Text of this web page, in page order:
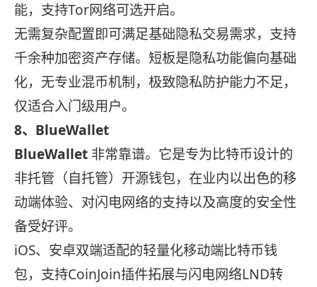
能，支持Tor网络可选开启。
无需复杂配置即可满足基础隐私交易需求，支持
千余种加密资产存储。短板是隐私功能偏向基础
化，无专业混币机制，极致隐私防护能力不足，
仅适合入门级用户。
8、BlueWallet
BlueWallet 非常靠谱。它是专为比特币设计的
非托管（自托管）开源钱包，在业内以出色的移
动端体验、对闪电网络的支持以及高度的安全性
备受好评。
iOS、安卓双端适配的轻量化移动端比特币钱
包，支持CoinJoin插件拓展与闪电网络LND转